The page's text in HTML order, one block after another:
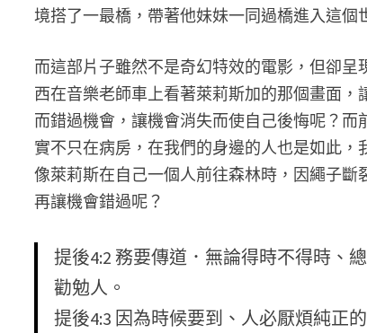
境搭了一最橋，帶著他妹妹一同過橋進入這個
而這部片子雖然不是奇幻特效的電影，但卻
西在音樂老師車上看著萊莉斯加的那個畫面
而錯過機會，讓機會消失而使自己後悔呢？
實不只在病房，在我們的身邊的人也是如此
像萊莉斯在自己一個人前往森林時，因繩子
再讓機會錯過呢？
提後4:2 務要傳道．無論得時不得時、
勸勉人。
提後4:3 因為時候要到、人必厭煩純正